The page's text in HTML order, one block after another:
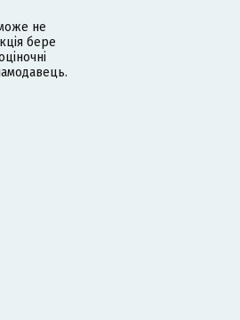
не
бере